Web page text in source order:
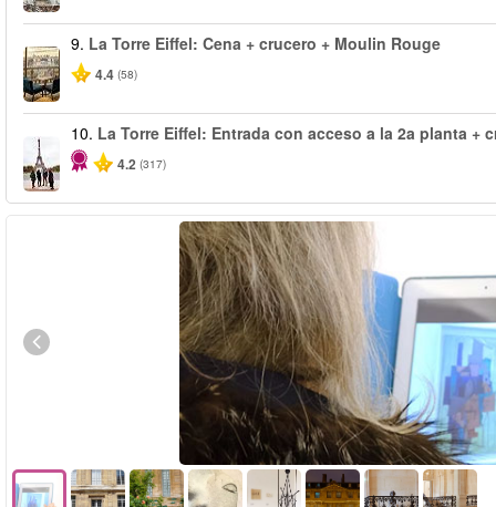
9. La Torre Eiffel: Cena + crucero + Moulin Rouge
4.4 (58)
10. La Torre Eiffel: Entrada con acceso a la 2a planta +
4.2 (317)